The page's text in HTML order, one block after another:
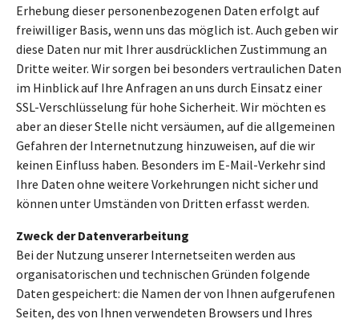
Erhebung dieser personenbezogenen Daten erfolgt auf
freiwilliger Basis, wenn uns das möglich ist. Auch geben wir
diese Daten nur mit Ihrer ausdrücklichen Zustimmung an
Dritte weiter. Wir sorgen bei besonders vertraulichen Daten
im Hinblick auf Ihre Anfragen an uns durch Einsatz einer
SSL-Verschlüsselung für hohe Sicherheit. Wir möchten es
aber an dieser Stelle nicht versäumen, auf die allgemeinen
Gefahren der Internetnutzung hinzuweisen, auf die wir
keinen Einfluss haben. Besonders im E-Mail-Verkehr sind
Ihre Daten ohne weitere Vorkehrungen nicht sicher und
können unter Umständen von Dritten erfasst werden.
Zweck der Datenverarbeitung
Bei der Nutzung unserer Internetseiten werden aus
organisatorischen und technischen Gründen folgende
Daten gespeichert: die Namen der von Ihnen aufgerufenen
Seiten, des von Ihnen verwendeten Browsers und Ihres